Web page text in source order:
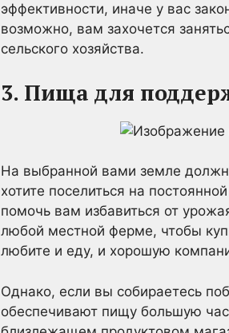
эффективности, иначе у вас
возможно, вам захочется
сельского хозяйства.
3. Пища для
На выбранной вами земле
хотите поселиться на
помочь вам избавиться от
любой местной ферме, чтобы
любите и еду, и хорошую
Однако, если вы собираетесь
обеспечивают пищу большую